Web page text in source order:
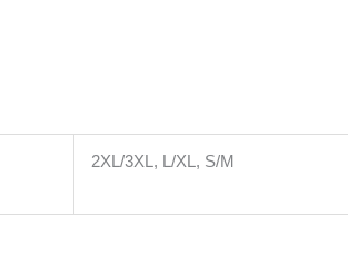
2XL/3XL, L/XL, S/M